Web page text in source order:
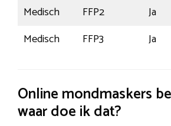
Medisch FFP2 Ja
Medisch
FFP3 Ja
Online mondmaskers
waar doe ik dat?